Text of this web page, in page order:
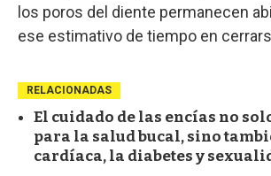
los poros del diente permanecen
ese estimativo de tiempo en
RELACIONADAS
El cuidado de las encías no
para la salud bucal, sino
cardíaca, la diabetes y